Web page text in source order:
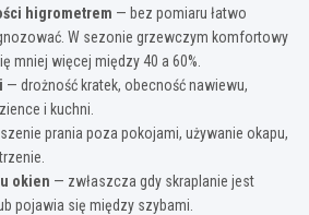
higrometrem — bez pomiaru łatwo
W sezonie grzewczym komfortowy
mniej więcej między 40 a 60%.
— drożność kratek, obecność nawiewu,
i kuchni.
prania poza pokojami, używanie okapu,
okien — zwłaszcza gdy skraplanie jest
pojawia się między szybami.